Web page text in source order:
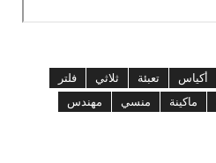
أكياس تعبئة ثلاثي
فلتر
ماكينة منسي
مهندس